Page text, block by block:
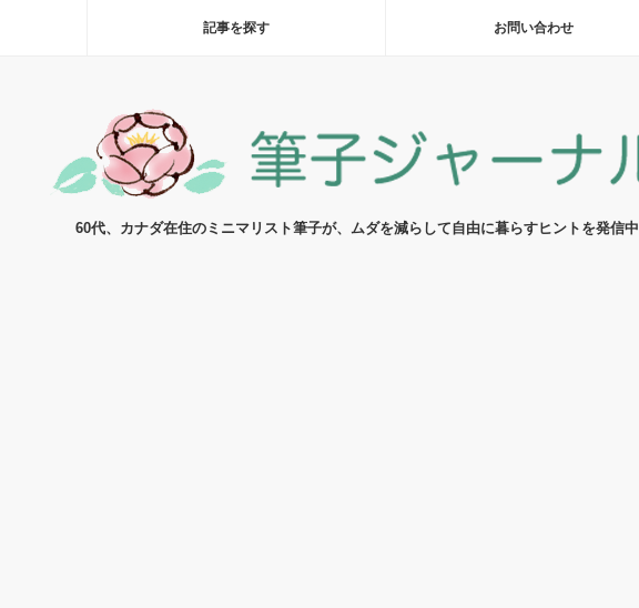
記事を探す お問い合わせ
60代、カナダ在住のミニマリスト筆子が、ムダを減らして自由に暮らすヒントを発信中